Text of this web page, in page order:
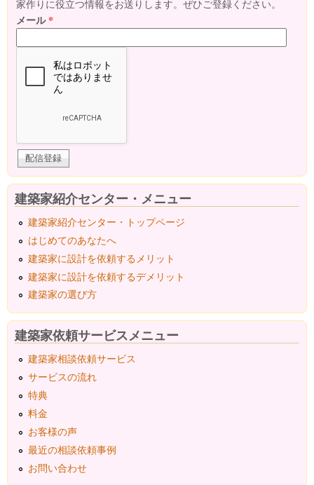
家作りに役立つ情報をお送りします。ぜひご登録ください。
メール*
建築家紹介センター・メニュー
建築家紹介センター・トップページ
はじめてのあなたへ
建築家に設計を依頼するメリット
建築家に設計を依頼するデメリット
建築家の選び方
建築家依頼サービスメニュー
建築家相談依頼サービス
サービスの流れ
特典
料金
お客様の声
最近の相談依頼事例
お問い合わせ